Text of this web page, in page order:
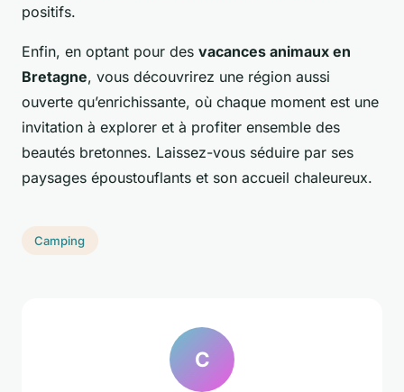
positifs.
Enfin, en optant pour des vacances animaux en
Bretagne, vous découvrirez une région aussi
ouverte qu’enrichissante, où chaque moment est une
invitation à explorer et à profiter ensemble des
beautés bretonnes. Laissez-vous séduire par ses
paysages époustouflants et son accueil chaleureux.
Camping
C